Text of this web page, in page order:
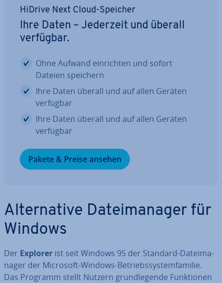
HiDrive Next Cloud-Speicher
Ihre Daten – Jederzeit und überall
verfügbar.
Ohne Aufwand ein­rich­ten und sofort
Dateien speichern
Ihre Daten überall und auf allen Geräten
verfügbar
Ihre Daten überall und auf allen Geräten
verfügbar
Pakete & Preise ansehen
Al­ter­na­ti­ve Da­tei­ma­na­ger für
Windows
Der Explorer ist seit Windows 95 der Standard-Da­tei­ma­
na­ger der Microsoft-Windows-Be­triebs­sys­tem­fa­mi­lie.
Das Programm stellt Nutzern grund­le­gen­de Funk­tio­nen